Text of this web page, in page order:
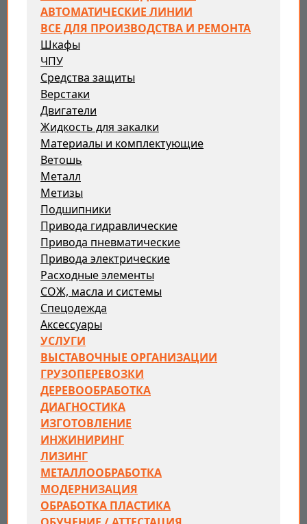
АВТОМАТИЧЕСКИЕ ЛИНИИ
ВСЕ ДЛЯ ПРОИЗВОДСТВА И РЕМОНТА
Шкафы
ЧПУ
Средства защиты
Верстаки
Двигатели
Жидкость для закалки
Материалы и комплектующие
Ветошь
Металл
Метизы
Подшипники
Привода гидравлические
Привода пневматические
Привода электрические
Расходные элементы
СОЖ, масла и системы
Спецодежда
Аксессуары
УСЛУГИ
ВЫСТАВОЧНЫЕ ОРГАНИЗАЦИИ
ГРУЗОПЕРЕВОЗКИ
ДЕРЕВООБРАБОТКА
ДИАГНОСТИКА
ИЗГОТОВЛЕНИЕ
ИНЖИНИРИНГ
ЛИЗИНГ
МЕТАЛЛООБРАБОТКА
МОДЕРНИЗАЦИЯ
ОБРАБОТКА ПЛАСТИКА